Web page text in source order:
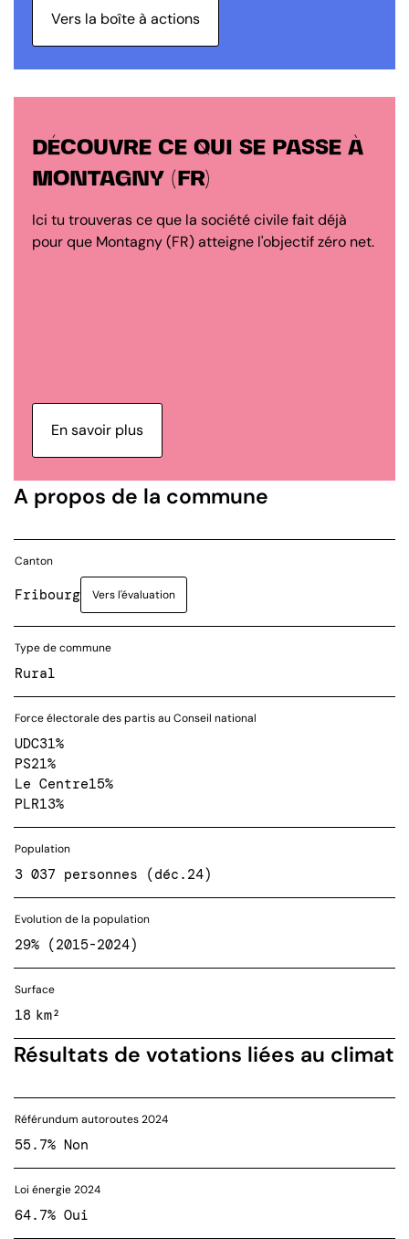
Vers la boîte à actions
DÉCOUVRE CE QUI SE PASSE À
MONTAGNY (FR)
Ici tu trouveras ce que la société civile fait déjà
pour que Montagny (FR) atteigne l'objectif zéro net.
En savoir plus
A propos de la commune
Canton
Fribourg Vers l'évaluation
Type de commune
Rural
Force électorale des partis au Conseil national
UDC31%
PS21%
Le Centre15%
PLR13%
Population
3 037 personnes (déc.24)
Evolution de la population
29% (2015-2024)
Surface
18 km²
Résultats de votations liées au climat
Référundum autoroutes 2024
55.7% Non
Loi énergie 2024
64.7% Oui